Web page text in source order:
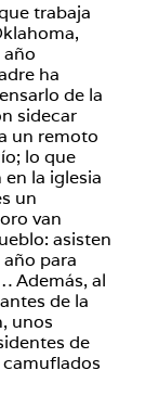
trabaja
año
ha
de la
sidecar
un remoto
lo que
la iglesia
un
van
asisten
para
Además, al
de la
unos
de
camuflados